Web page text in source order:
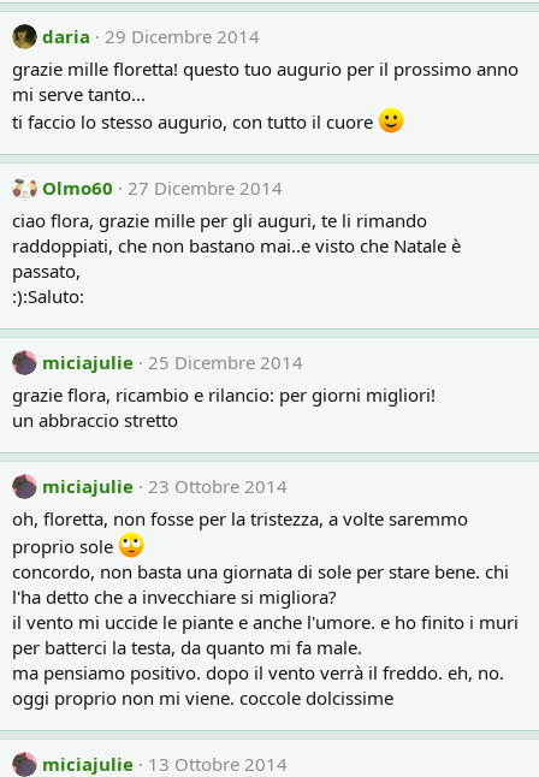
daria
29 Dicembre 2014
grazie mille floretta! questo tuo augurio per il prossimo anno
mi serve tanto...
ti faccio lo stesso augurio, con tutto il cuore
Olmo60
27 Dicembre 2014
ciao flora, grazie mille per gli auguri, te li rimando
raddoppiati, che non bastano mai..e visto che Natale è
passato,
:):Saluto:
miciajulie 25 Dicembre 2014
grazie flora, ricambio e rilancio: per giorni migliori!
un abbraccio stretto
miciajulie 23 Ottobre 2014
oh, floretta, non fosse per la tristezza, a volte saremmo
proprio sole
concordo, non basta una giornata di sole per stare bene. chi
l'ha detto che a invecchiare si migliora?
il vento mi uccide le piante e anche l'umore. e ho finito i muri
per batterci la testa, da quanto mi fa male.
ma pensiamo positivo. dopo il vento verrà il freddo. eh, no.
oggi proprio non mi viene. coccole dolcissime
miciajulie
13 Ottobre 2014